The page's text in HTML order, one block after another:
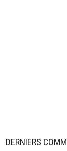
DERNIERS